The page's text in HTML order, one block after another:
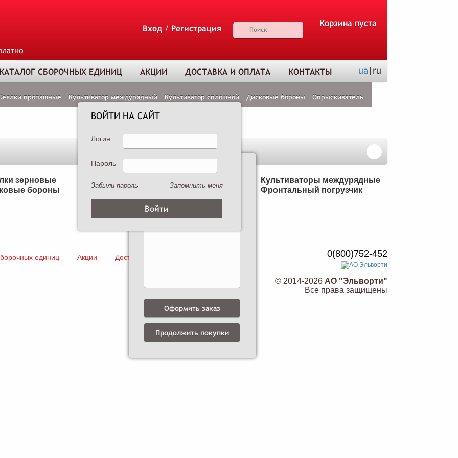
Вход / Регистрация
Корзина пуста
СБОРОЧНЫХ ЕДИНИЦ АКЦИИ ДОСТАВКА И ОПЛАТА КОНТАКТЫ ua|ru
пропашные Культиватор междурядный Культиватор сплошной Дисковые бороны Опрыскиватель
зерновые
Культиваторы междурядные
бороны
Опрыскиватели Фронтальный погрузчик
единиц Акции Доставка и оплата 0(800)752-452
© 2014-2026 АО "Эльворти"
Все права защищены
Оформить заказ
Продолжить покупки
ВОЙТИ НА САЙТ
Логин
Пароль
Забыли пароль Запомнить меня